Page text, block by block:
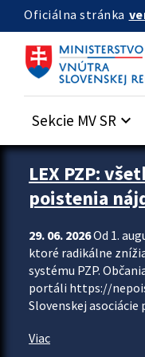
Preskocit na hlavný obsah
Oficiálna stránka
Sekcie MV SR keyboard_arrow_down
Zastavit automatický
LEX PZP:
poistenia
29. 06. 2026Od 1.
ktoré radikálne
systému PZP.
portáli https://
Slovenskej asociácie
Viac